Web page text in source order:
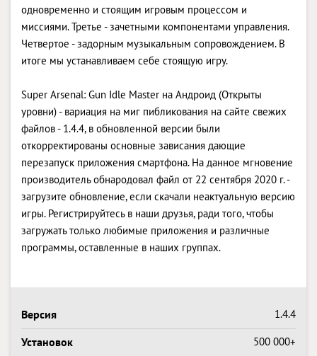
одновременно и стоящим игровым процессом и
миссиями. Третье - зачетными компонентами управления.
Четвертое - задорным музыкальным сопровождением. В
итоге мы устанавливаем себе стоящую игру.
Super Arsenal: Gun Idle Master на Андроид (Открыты
уровни) - вариация на миг пибликования на сайте свежих
файлов - 1.4.4, в обновленной версии были
откорректированы основные зависания дающие
перезапуск приложения смартфона. На данное мгновение
производитель обнародовал файл от 22 сентября 2020 г. -
загрузите обновление, если скачали неактуальную версию
игры. Регистрируйтесь в наши друзья, ради того, чтобы
загружать только любимые приложения и различные
программы, оставленные в наших группах.
Версия 1.4.4
Установок 500 000+